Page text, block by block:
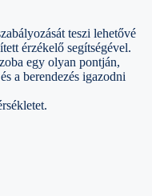
teszi lehetővé
érzékelő segítségével.
egy olyan pontján,
a berendezés igazodni